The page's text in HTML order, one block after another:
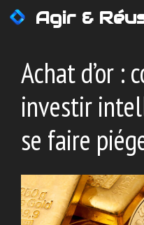
Aller
au
Agir &
Achat d’or :
investir
se faire